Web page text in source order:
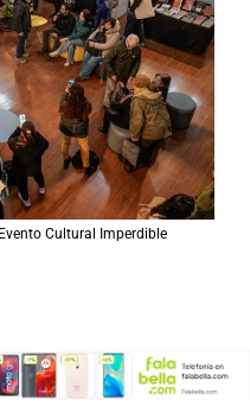
Cultural Imperdible